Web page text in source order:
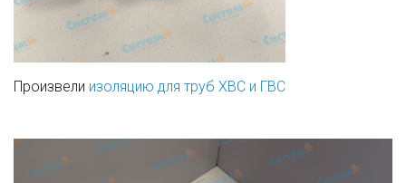
Произвели изоляцию для труб ХВС и ГВС